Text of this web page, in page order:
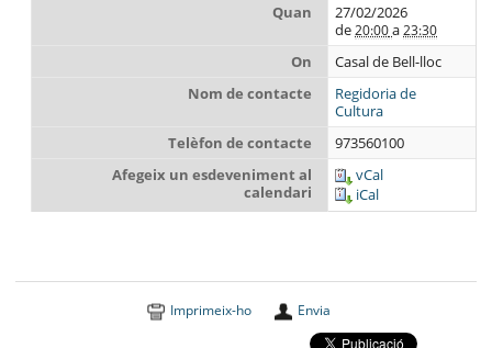
Quan
27/02/2026
de20:00 a23:30
On
Casal de Bell-lloc
Nom de contacte
Regidoria de
Cultura
Telèfon de contacte
973560100
Afegeix un esdeveniment al
calendari
vCal
iCal
Imprimeix-ho Envia